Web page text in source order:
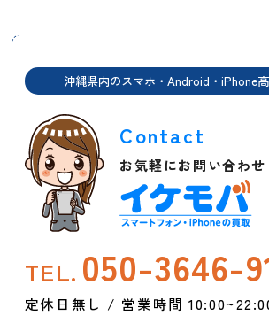
沖縄県内のスマホ・Android・iPhone
Contact
お気軽にお問い合わせ
TEL. 050-3646-
定休日無し / 営業時間